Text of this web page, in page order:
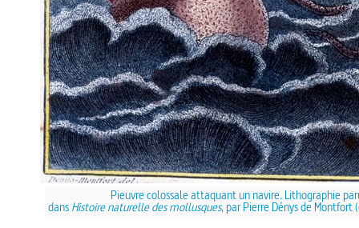
Pieuvre colossale attaquant un navire. Lithographie
dans Histoire naturelle des mollusques, par Pierre Dénys de Montfort